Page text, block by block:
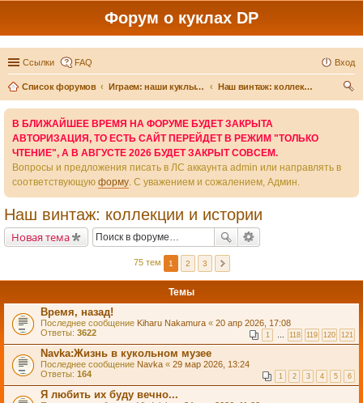
Форум о куклах DP
Ссылки FAQ Вход
Список форумов Играем: наши куклы и игры вокруг них
Наш винтаж: коллекции и истории
В БЛИЖАЙШЕЕ ВРЕМЯ НА ФОРУМЕ БУДЕТ ЗАКРЫТА
АВТОРИЗАЦИЯ, ТО ЕСТЬ САЙТ ПЕРЕЙДЕТ В РЕЖИМ "ТОЛЬКО
ЧТЕНИЕ", А В АВГУСТЕ 2026 БУДЕТ ЗАКРЫТ СОВСЕМ.
Вопросы и предложения писать в ЛС аккаунта admin или направлять в
соответствующую форму. С уважением и сожалением, Админ.
Наш винтаж: коллекции и истории
Новая тема
75 тем 1 2 3
Темы
Время, назад!
Последнее сообщение Kiharu Nakamura « 20 апр 2026, 17:08
Ответы: 3622 1 … 118 119 120 121
Navka:Жизнь в кукольном музее
Последнее сообщение Navka « 29 мар 2026, 13:24
Ответы: 164 1 2 3 4 5 6
Я любить их буду вечно...